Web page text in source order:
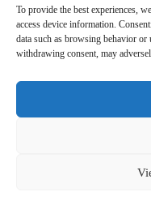
To provide the best experiences,
access device information.
data such as browsing behavior
withdrawing consent, may
info@nikasport.eu
+371 28228266
© 2015–2026 · Mākslas